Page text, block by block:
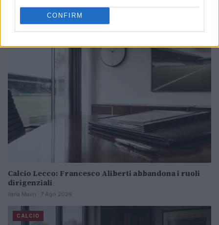
CONFIRM
Andrea Conforti · 7 Ago 2026
Calcio Lecco: Francesco Aliberti abbandona i ruoli
dirigenziali
Ilaria Mauri · 7 Ago 2026
CALCIO